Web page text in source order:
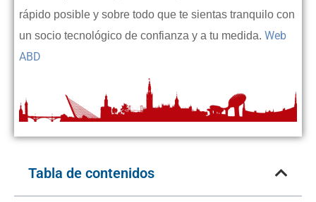
rápido posible y sobre todo que te sientas tranquilo con
un socio tecnológico de confianza y a tu medida. Web
ABD
Tabla de contenidos